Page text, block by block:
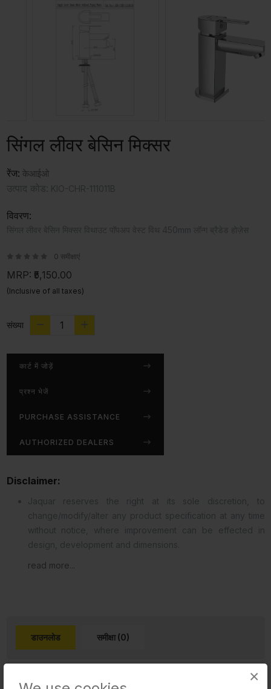
×
सिंगल लीवर बेसिन मिक्सर
रेंज: केआईओ
विवरण:
0 समीक्षाएं
MRP: ₹5,150.00
(Inclusive of all taxes)
संख्या
कार्ट में जोड़ें
प्रश्न भेजें
PURCHASE ASSISTANCE
AUTHORIZED DEALERS
Disclaimer:
read more...
डाउनलोड समीक्षा (0)